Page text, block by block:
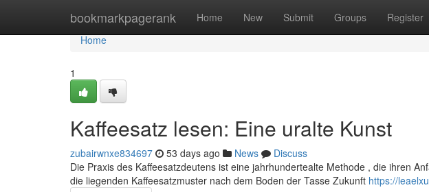
bookmarkpagerank Home New Submit Groups Register
Home
Home
1
Kaffeesatz lesen: Eine uralte Kunst
zubairwnxe834697 53 days ago News
Discuss
Die Praxis des Kaffeesatzdeutens ist eine jahrhundertealte Methode , die ihren
die liegenden Kaffeesatzmuster nach dem Boden der Tasse Zukunft https://